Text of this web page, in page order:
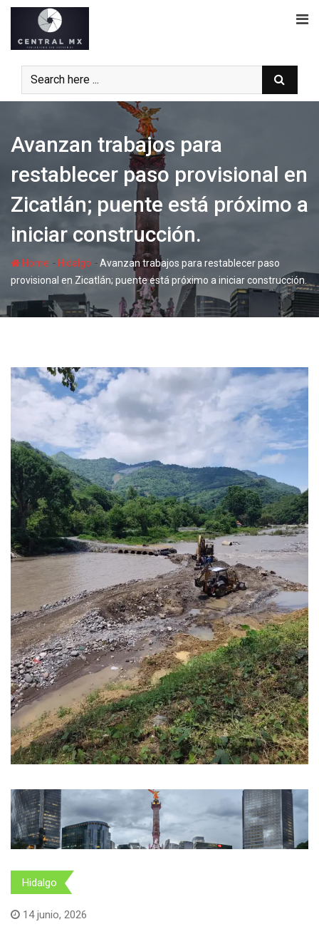
Skip
content
Avanzan trabajos para
restablecer paso provisional en
Zicatlán; puente está próximo a
iniciar construcción.
Home - Hidalgo -Avanzan trabajos para restablecer paso
provisional en Zicatlán; puente está próximo a iniciar construcción.
Hidalgo
14 junio, 2026